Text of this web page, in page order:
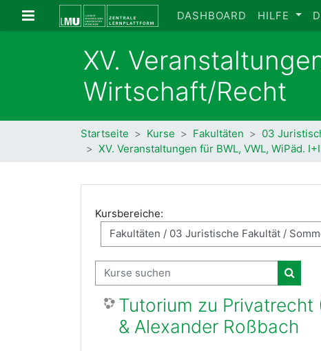
Zum Hauptinhalt
Website-Übersicht DASHBOARD HILFE
XV.
Wirtschaft/Recht
Startseite Kurse Fakultäten 03
XV. Veranstaltungen für BWL, VWL, WiPäd.
Kursbereiche:
Kurse suchen
Kurse
Tutorium zu Privatrecht
& Alexander Roßbach